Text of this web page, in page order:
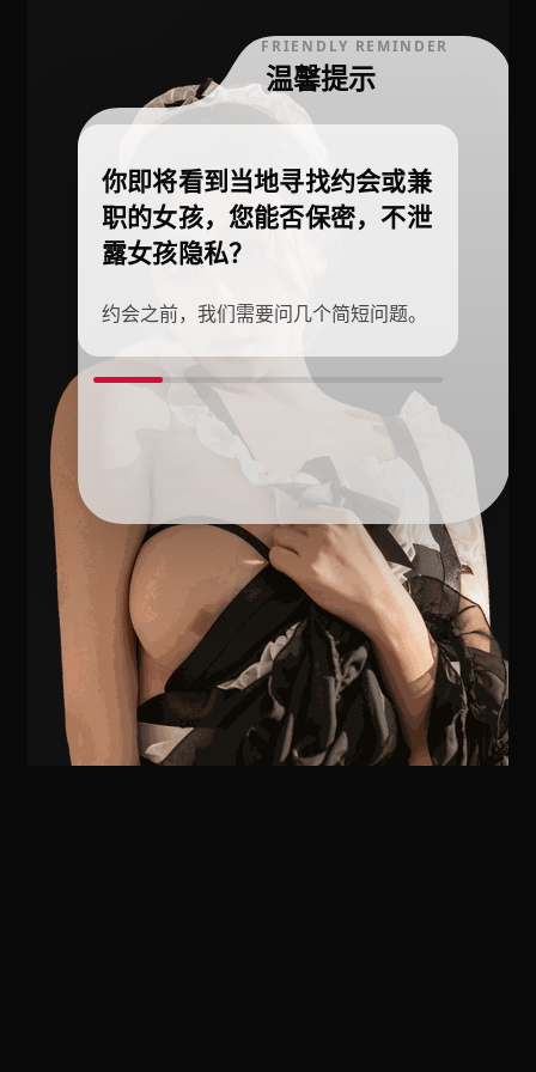
FRIENDLY REMINDER
温馨提示
你即将看到当地寻找约会或兼
职的女孩，您能否保密，不泄
露女孩隐私？
约会之前，我们需要问几个简短问题。